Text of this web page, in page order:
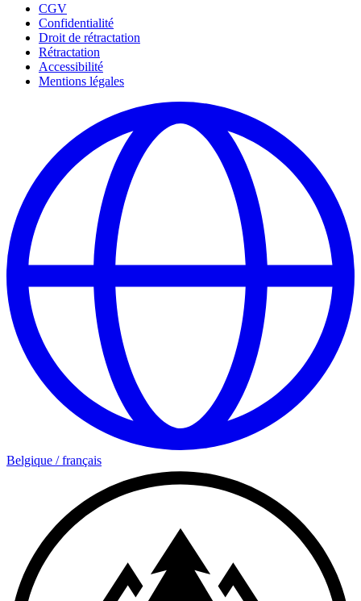
CGV
Confidentialité
Droit de rétractation
Rétractation
Accessibilité
Mentions légales
Belgique /français